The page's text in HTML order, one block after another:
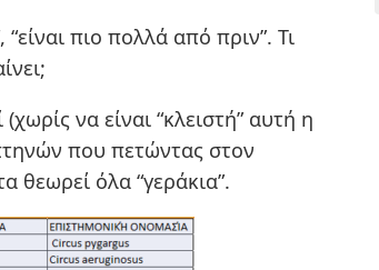
“είναι πιο πολλά από πριν”. Τι
να είναι “κλειστή” αυτή η
που πετώντας στον
θεωρεί όλα “γεράκια”.